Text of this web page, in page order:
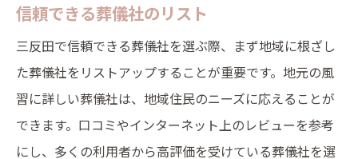
信頼できる葬儀社のリスト
三反田で信頼できる葬儀社を選ぶ際、まず地域に根ざし
た葬儀社をリストアップすることが重要です。地元の風
習に詳しい葬儀社は、地域住民のニーズに応えることが
できます。口コミやインターネット上のレビューを参考
にし、多くの利用者から高評価を受けている葬儀社を選